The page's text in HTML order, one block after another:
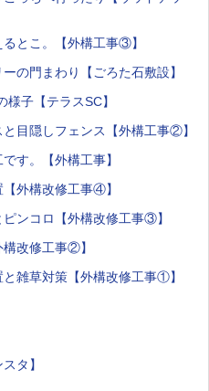
とこ。【外構工事③】
の門まわり【ごろた石敷設】
子【テラスSC】
目隠しフェンス【外構工事②】
す。【外構工事】
外構改修工事④】
ンコロ【外構改修工事③】
改修工事②】
雑草対策【外構改修工事①】
タ】